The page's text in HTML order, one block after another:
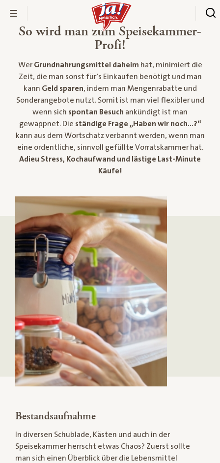
So wird man zum Speisekammer-
Profi!
Wer Grundnahrungsmittel daheim hat, minimiert die
Zeit, die man sonst für’s Einkaufen benötigt und man
kann Geld sparen, indem man Mengenrabatte und
Sonderangebote nutzt. Somit ist man viel flexibler und
wenn sich spontan Besuch ankündigt ist man
gewappnet. Die ständige Frage „Haben wir noch…?“
kann aus dem Wortschatz verbannt werden, wenn man
eine ordentliche, sinnvoll gefüllte Vorratskammer hat.
Adieu Stress, Kochaufwand und lästige Last-Minute
Käufe!
Bestandsaufnahme
In diversen Schublade, Kästen und auch in der
Speisekammer herrscht etwas Chaos? Zuerst sollte
man sich einen Überblick über die Lebensmittel